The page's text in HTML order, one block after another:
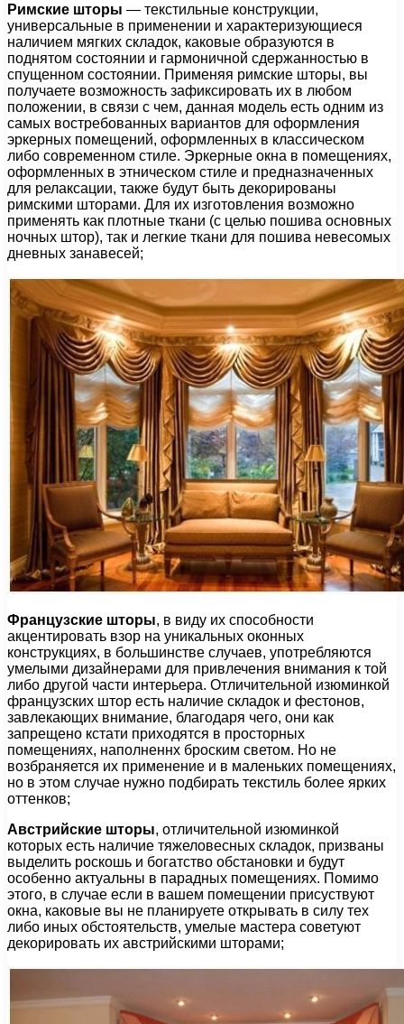
Римские шторы — текстильные конструкции,
универсальные в применении и характеризующиеся
наличием мягких складок, каковые образуются в
поднятом состоянии и гармоничной сдержанностью в
спущенном состоянии. Применяя римские шторы, вы
получаете возможность зафиксировать их в любом
положении, в связи с чем, данная модель есть одним из
самых востребованных вариантов для оформления
эркерных помещений, оформленных в классическом
либо современном стиле. Эркерные окна в помещениях,
оформленных в этническом стиле и предназначенных
для релаксации, также будут быть декорированы
римскими шторами. Для их изготовления возможно
применять как плотные ткани (с целью пошива основных
ночных штор), так и легкие ткани для пошива невесомых
дневных занавесей;
Французские шторы, в виду их способности
акцентировать взор на уникальных оконных
конструкциях, в большинстве случаев, употребляются
умелыми дизайнерами для привлечения внимания к той
либо другой части интерьера. Отличительной изюминкой
французских штор есть наличие складок и фестонов,
завлекающих внимание, благодаря чего, они как
запрещено кстати приходятся в просторных
помещениях, наполненнх броским светом. Но не
возбраняется их применение и в маленьких помещениях,
но в этом случае нужно подбирать текстиль более ярких
оттенков;
Австрийские шторы, отличительной изюминкой
которых есть наличие тяжеловесных складок, призваны
выделить роскошь и богатство обстановки и будут
особенно актуальны в парадных помещениях. Помимо
этого, в случае если в вашем помещении присуствуют
окна, каковые вы не планируете открывать в силу тех
либо иных обстоятельств, умелые мастера советуют
декорировать их австрийскими шторами;